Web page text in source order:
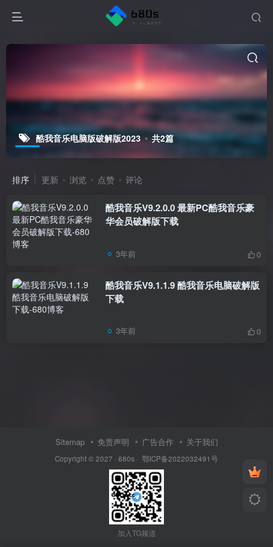
酷我音乐电脑版破解版2023 共2篇
排序 更新 浏览 点赞 评论
酷我音乐V9.2.0.0 最新PC酷我音乐豪
华会员破解版下载
3年前 0
酷我音乐V9.1.1.9 酷我音乐电脑破解版
下载
3年前 0
Sitemap 免责声明 广告合作 关于我们
Copyright © 2027 · 680s · 鄂ICP备2022032491号
加入TG频道